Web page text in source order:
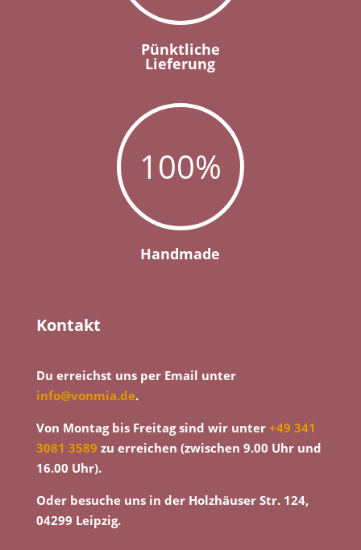
Pünktliche
Lieferung
100%
Handmade
Kontakt
Du erreichst uns per Email unter
info@vonmia.de.
Von Montag bis Freitag sind wir unter +49 341
3081 3589 zu erreichen (zwischen 9.00 Uhr und
16.00 Uhr).
Oder besuche uns in der Holzhäuser Str. 124,
04299 Leipzig.